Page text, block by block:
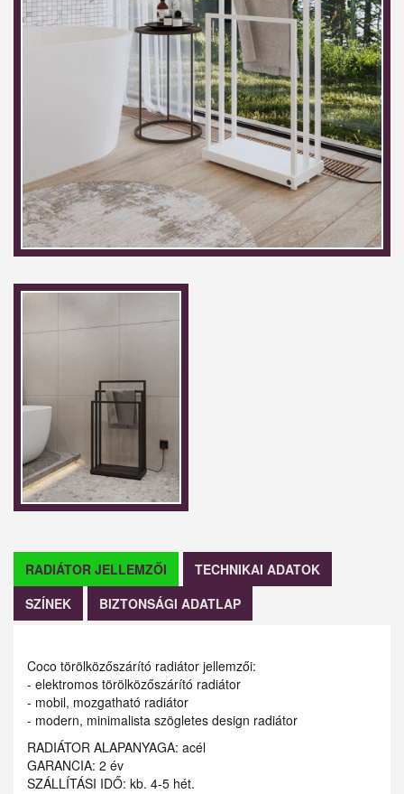
RADIÁTOR JELLEMZŐI
TECHNIKAI ADATOK
SZÍNEK
BIZTONSÁGI ADATLAP
Coco törölközőszárító radiátor jellemzői:
- elektromos törölközőszárító radiátor
- mobil, mozgatható radiátor
- modern, minimalista szögletes design radiátor
RADIÁTOR ALAPANYAGA: acél
GARANCIA: 2 év
SZÁLLÍTÁSI IDŐ: kb. 4-5 hét.